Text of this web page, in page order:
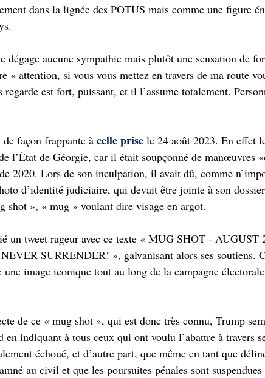
dans la lignée des POTUS mais comme une figure
dégage aucune sympathie mais plutôt une sensation de
« attention, si vous vous mettez en travers de ma route
est fort, puissant, et il l’assume totalement.
façon frappante à celle prise le 24 août 2023. En effet
l’État de Géorgie, car il était soupçonné de manœuvres
2020. Lors de son inculpation, il avait dû, comme
d’identité judiciaire, qui devait être jointe à son
shot », « mug » voulant dire visage en argot.
un tweet rageur avec ce texte « MUG SHOT - AUGUST
SURRENDER! », galvanisant alors ses soutiens.
image iconique tout au long de la campagne
de ce « mug shot », qui est donc très connu, Trump
en indiquant à tous ceux qui ont voulu l’abattre à travers
échoué, et d’autre part, que même en tant que
au civil et que les poursuites pénales sont